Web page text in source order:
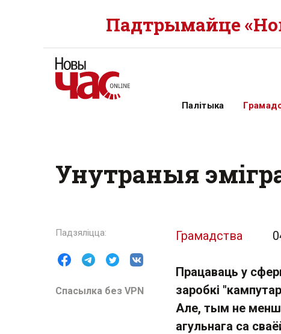
Падтрымайце
Палітыка
Унутраныя
Спасылка без VPN
Грамадства
Працаваць у
заробкі
Але, тым не
агульнага са